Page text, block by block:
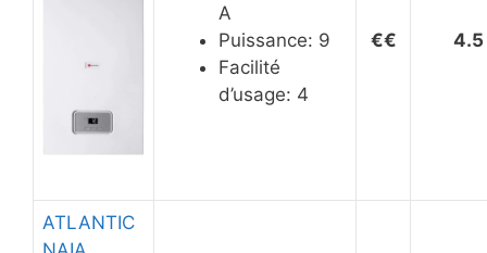
A
Puissance: 9
Facilité
d’usage: 4
€€ 4.5
ATLANTIC